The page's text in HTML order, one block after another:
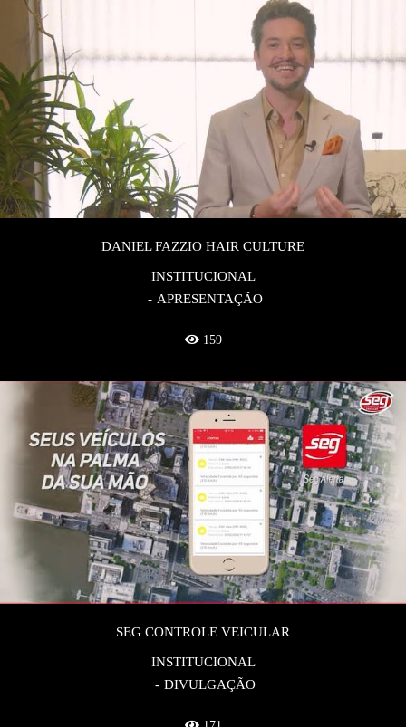
DANIEL FAZZIO HAIR CULTURE
INSTITUCIONAL
APRESENTAÇÃO
159
SEG CONTROLE VEICULAR
INSTITUCIONAL
DIVULGAÇÃO